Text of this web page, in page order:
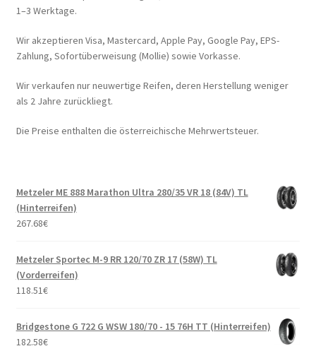
1–3 Werktage.
Wir akzeptieren Visa, Mastercard, Apple Pay, Google Pay, EPS-
Zahlung, Sofortüberweisung (Mollie) sowie Vorkasse.
Wir verkaufen nur neuwertige Reifen, deren Herstellung weniger
als 2 Jahre zurückliegt.
Die Preise enthalten die österreichische Mehrwertsteuer.
Metzeler ME 888 Marathon Ultra 280/35 VR 18 (84V) TL
(Hinterreifen)
267.68€
Metzeler Sportec M-9 RR 120/70 ZR 17 (58W) TL
(Vorderreifen)
118.51€
Bridgestone G 722 G WSW 180/70 - 15 76H TT (Hinterreifen)
182.58€